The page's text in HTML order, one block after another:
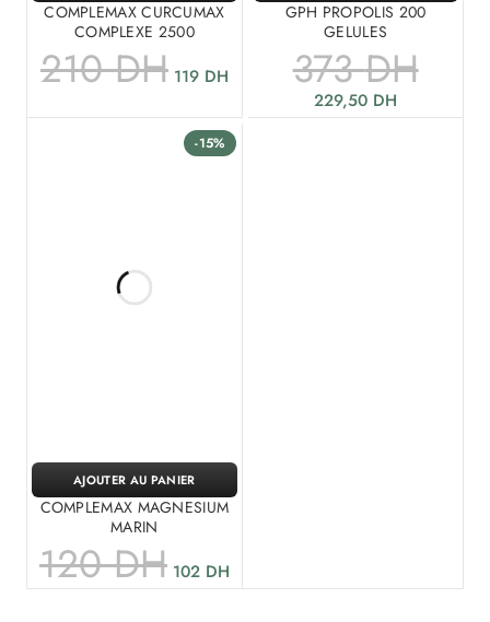
COMPLEMAX CURCUMAX
COMPLEXE 2500
210DH 119 DH
GPH PROPOLIS 200
GELULES
373DH
229,50 DH
-15%
COMPLEMAX MAGNESIUM
MARIN
120DH 102 DH
AJOUTER AU PANIER